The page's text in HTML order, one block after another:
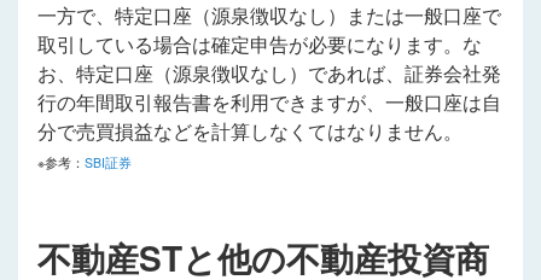
一方で、特定口座（源泉徴収なし）または一般口座で
取引している場合は確定申告が必要になります。な
お、特定口座（源泉徴収なし）であれば、証券会社発
行の年間取引報告書を利用できますが、一般口座は自
分で売買損益などを計算しなくてはなりません。
※参考： SBI証券
不動産STと他の不動産投資商